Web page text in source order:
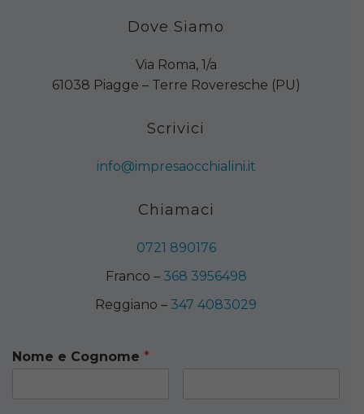
Dove Siamo
Via Roma, 1/a
61038 Piagge – Terre Roveresche (PU)
Scrivici
info@impresaocchialini.it
Chiamaci
0721 890176
Franco – 368 3956498
Reggiano – 347 4083029
Nome e Cognome *